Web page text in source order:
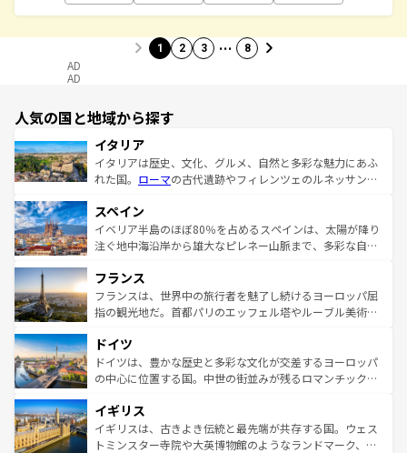
1 2 3 … 8
AD
AD
人気の国と地域から探す
イタリア
イタリアは歴史、文化、グルメ、自然と多彩な魅力にあふ
れた国。 ローマの古代遺跡やフィレンツェのルネッサンス
ろん、トスカーナの美しい田園風景やアマルフィ海岸の絶
景など、自然景観も見逃せない。観光の合間には、本場の
ピザやパスタなど、絶品のイタリア料理を堪能することも
ませてくれるイタリアで、忘れられない旅をしてみよう！
なお、新着のイタリア情報はコンテンツ一覧 を参照してほ
しい。
スペイン
イベリア半島のほぼ80％を占めるスペインは、太陽が降り
注ぐ地中海沿岸から雄大なピレネー山脈まで、多彩な自然
文化が根付くこの国では、情熱的なフラメンコ、熱気あふ
れる闘牛、そして美味しいタパスが生活の一部となってい
る。首都マドリードの洗練された雰囲気や、バルセロナの
の城塞都市、穏やかなビーチリゾートまで多彩な表情を見
せる。地方によって風土や気候が異なるスペインはその個
性で訪れる人を魅了する。 なお、新着のスペイン情報はコ
フランス
フランスは、世界中の旅行者を魅了し続けるヨーロッパ屈
指の観光地だ。首都パリのエッフェル塔やルーブル美術館
で、幅広い魅力が詰まっている。華麗な宮殿、歴史的な大
聖堂、美しいビーチ、そして豊かな自然が、訪れる者を心
から魅了する。また、フランスは美食の国としても知ら
いる。シャンパンの発祥地であるランス、プロヴァンスの
香り高いラベンダー畑など、多彩な楽しみ方が可能だ。さ
らに、パリ以外の地域にも魅力が溢れており、どの街角に
ドイツ
ドイツは、豊かな歴史と多彩な文化が交差するヨーロッパ
の中心に位置する国。中世の街並みが残るロマンチック街
顔を持つこの国は、どこを歩いても飽きることがない。ベ
ルリンの文化的活気、バイエルン州のアルプスの絶景、そ
してライン川沿いのワイン畑といった風景は必見。ビール
イギリス
イギリスは、古きよき伝統と最先端が共存する国。ウェス
トミンスター寺院や大英博物館のようなランドマーク、歴